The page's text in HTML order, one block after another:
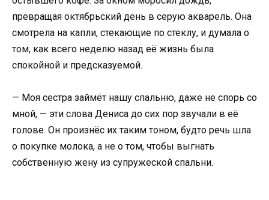
превращая октябрьский день в серую акварель. Она
смотрела на капли, стекающие по стеклу, и думала о
том, как всего неделю назад её жизнь была
спокойной и предсказуемой.
— Моя сестра займёт нашу спальню, даже не спорь со
мной, — эти слова Дениса до сих пор звучали в её
голове. Он произнёс их таким тоном, будто речь шла
о покупке молока, а не о том, чтобы выгнать
собственную жену из супружеской спальни.